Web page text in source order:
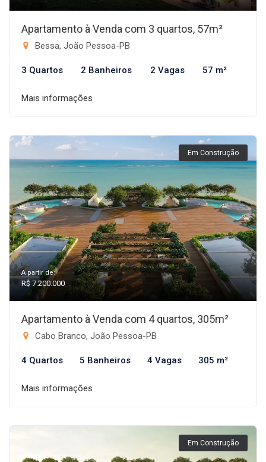
Apartamento à Venda com 3 quartos, 57m²
Bessa, João Pessoa-PB
3 Quartos 2 Banheiros 2 Vagas 57 m²
Mais informações
Em Construção
A partir de:
R$ 7.200.000
Apartamento à Venda com 4 quartos, 305m²
Cabo Branco, João Pessoa-PB
4 Quartos 5 Banheiros 4 Vagas 305 m²
Mais informações
Em Construção